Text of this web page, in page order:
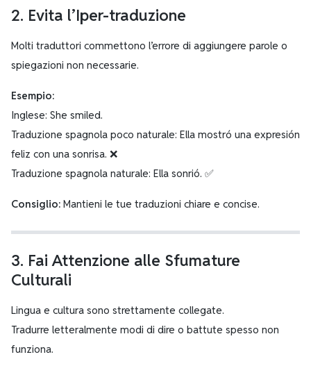
2. Evita l’Iper-traduzione
Molti traduttori commettono l’errore di aggiungere parole o
spiegazioni non necessarie.
Esempio:
Inglese: She smiled.
Traduzione spagnola poco naturale: Ella mostró una expresión
feliz con una sonrisa. ❌
Traduzione spagnola naturale: Ella sonrió. ✅
Consiglio: Mantieni le tue traduzioni chiare e concise.
3. Fai Attenzione alle Sfumature
Culturali
Lingua e cultura sono strettamente collegate.
Tradurre letteralmente modi di dire o battute spesso non
funziona.